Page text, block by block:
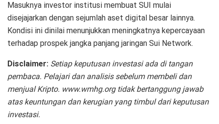
Masuknya investor institusi membuat SUI mulai
disejajarkan dengan sejumlah aset digital besar lainnya.
Kondisi ini dinilai menunjukkan meningkatnya kepercayaan
terhadap prospek jangka panjang jaringan Sui Network.
Disclaimer: Setiap keputusan investasi ada di tangan
pembaca. Pelajari dan analisis sebelum membeli dan
menjual Kripto. www.wmhg.org tidak bertanggung jawab
atas keuntungan dan kerugian yang timbul dari keputusan
investasi.